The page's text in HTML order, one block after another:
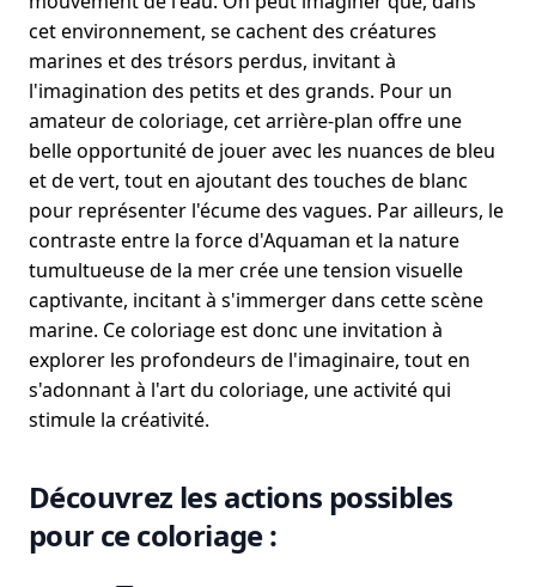
cet environnement, se cachent des créatures
marines et des trésors perdus, invitant à
l'imagination des petits et des grands. Pour un
amateur de coloriage, cet arrière-plan offre une
belle opportunité de jouer avec les nuances de bleu
et de vert, tout en ajoutant des touches de blanc
pour représenter l'écume des vagues. Par ailleurs, le
contraste entre la force d'Aquaman et la nature
tumultueuse de la mer crée une tension visuelle
captivante, incitant à s'immerger dans cette scène
marine. Ce coloriage est donc une invitation à
explorer les profondeurs de l'imaginaire, tout en
s'adonnant à l'art du coloriage, une activité qui
stimule la créativité.
Découvrez les actions possibles
pour ce coloriage :